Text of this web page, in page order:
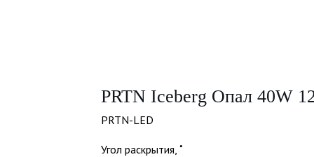
PRTN Iceberg Опал 40W
PRTN-LED
Угол раскрытия, ˚